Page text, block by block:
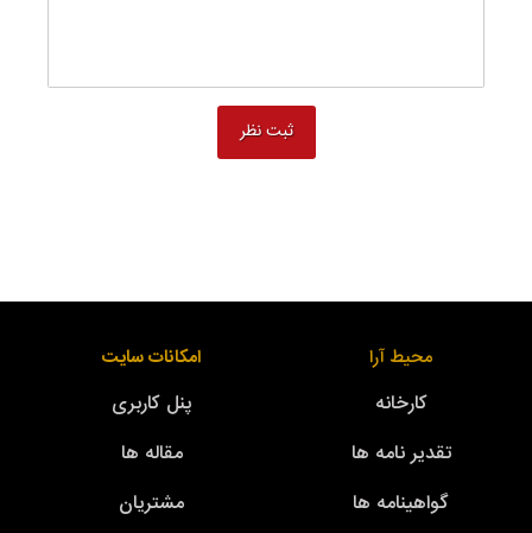
محیط آرا
کارخانه
تقدیر نامه ها
گواهینامه ها
امکانات سایت
پنل کاربری
مقاله ها
مشتریان